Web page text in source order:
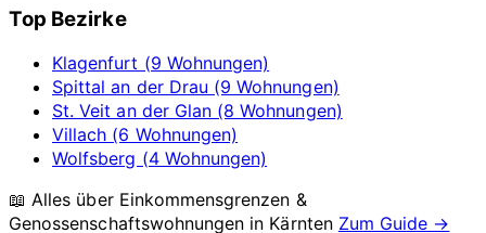
Top Bezirke
Klagenfurt (9 Wohnungen)
Spittal an der Drau (9 Wohnungen)
St. Veit an der Glan (8 Wohnungen)
Villach (6 Wohnungen)
Wolfsberg (4 Wohnungen)
📖 Alles über Einkommensgrenzen &
Genossenschaftswohnungen in Kärnten Zum Guide →